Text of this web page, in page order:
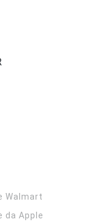
Walmart
da Apple